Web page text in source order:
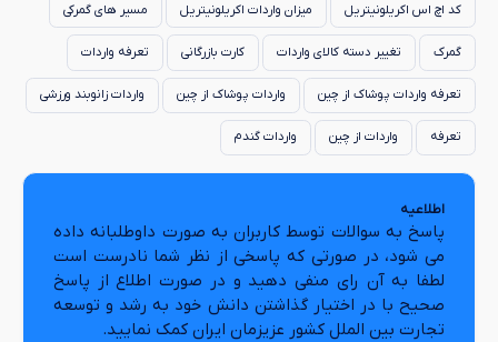
کد اچ اس اکریلونیتریل میزان واردات اکریلونیتریل مسیر های گمرکی
گمرک تغییر دسته کالای واردات کارت بازرگانی تعرفه واردات
تعرفه واردات پوشاک از چین واردات پوشاک از چین واردات زانوبند ورزشی
تعرفه واردات از چین واردات گندم
اطلاعیه
پاسخ به سوالات توسط کاربران به صورت داوطلبانه داده
می شود، در صورتی که پاسخی از نظر شما نادرست است
لطفا به آن رای منفی دهید و در صورت اطلاع از پاسخ
صحیح با در اختیار گذاشتن دانش خود به رشد و توسعه
تجارت بین الملل کشور عزیزمان ایران کمک نمایید.